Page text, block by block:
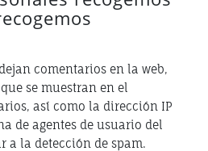
comentarios en la web,
se muestran en el
así como la dirección IP
de agentes de usuario del
a la detección de spam.